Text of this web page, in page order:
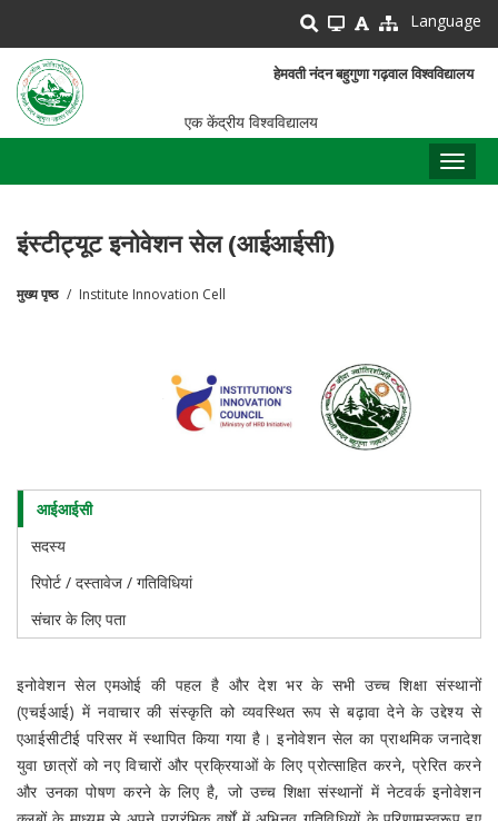
main
content
Language
हेमवती नंदन बहुगुणा गढ़वाल विश्वविद्यालय
एक केंद्रीय विश्वविद्यालय
इंस्टीट्यूट इनोवेशन सेल (आईआईसी)
मुख्य पृष्ठ Institute Innovation Cell
IIC
आईआईसी
सदस्य
रिपोर्ट / दस्तावेज / गतिविधियां
संचार के लिए पता
इनोवेशन सेल एमओई की पहल है और देश भर के सभी उच्च शिक्षा संस्थानों
(एचईआई) में नवाचार की संस्कृति को व्यवस्थित रूप से बढ़ावा देने के उद्देश्य से
एआईसीटीई परिसर में स्थापित किया गया है। इनोवेशन सेल का प्राथमिक जनादेश
युवा छात्रों को नए विचारों और प्रक्रियाओं के लिए प्रोत्साहित करने, प्रेरित करने
और उनका पोषण करने के लिए है, जो उच्च शिक्षा संस्थानों में नेटवर्क इनोवेशन